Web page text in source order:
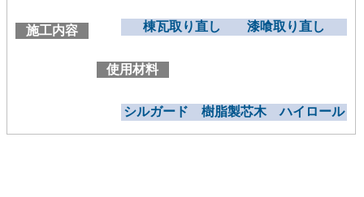
施工内容 棟瓦取り直し 漆喰取り直し
使用材料
シルガード 樹脂製芯木 ハイロール